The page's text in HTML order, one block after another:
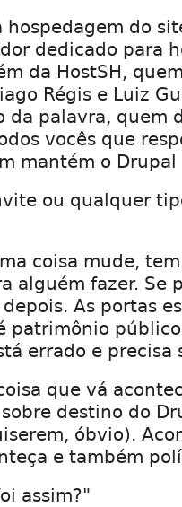
hospedagem do
dedicado para
da HostSH,
Régis e Luiz
da palavra, quem
vocês que
mantém o Drupal
ou qualquer
coisa mude,
alguém fazer. Se
As portas
patrimônio
errado e precisa
que vá
destino do
óbvio).
e também
assim?"